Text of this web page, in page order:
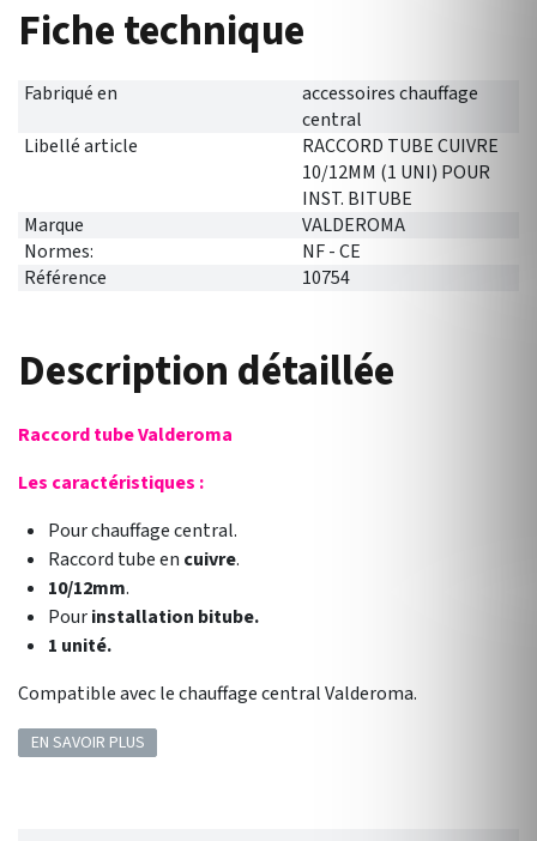
Fiche technique
Fabriqué en
accessoires chauffage
central
Libellé article
RACCORD TUBE CUIVRE
10/12MM (1 UNI) POUR
INST. BITUBE
Marque
VALDEROMA
Normes:
NF - CE
Référence
10754
Description détaillée
Raccord tube Valderoma
Les caractéristiques :
Pour chauffage central.
Raccord tube en cuivre.
10/12mm.
Pourinstallation bitube.
1 unité.
Compatible avec le chauffage central Valderoma.
EN SAVOIR PLUS